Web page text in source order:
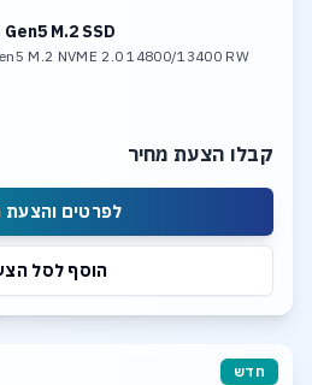
M.2 SSD
M.2 NVME 2.0 14800/13400 RW
קבלו הצעת מחיר
לפרטים והצעת
הוסף לסל
חדש